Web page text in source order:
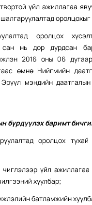
үйл ажиллагаа
оролцох
нь дор дурдсан
2016 оны 06
өмнө Нийгмийн
мэндийн
бүрдүүлэх баримт
оролцох тухай
үйл ажиллагаа
хуулбар;
батламжийн